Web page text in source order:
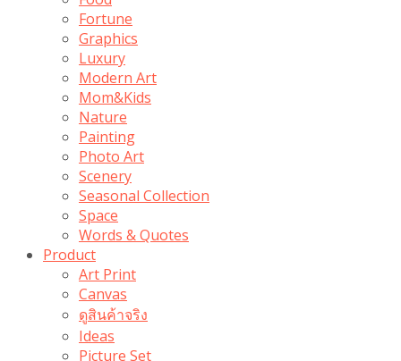
Fortune
Graphics
Luxury
Modern Art
Mom&Kids
Nature
Painting
Photo Art
Scenery
Seasonal Collection
Space
Words & Quotes
Product
Art Print
Canvas
ดูสินค้าจริง
Ideas
Picture Set